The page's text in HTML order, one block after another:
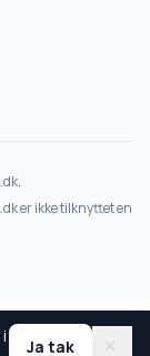
er ikke tilknyttet en
Ja tak